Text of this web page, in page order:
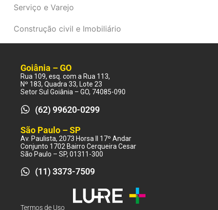
Serviço e Varejo
Construção civil e Imobiliário
Termos de Uso
Goiânia – GO
Rua 109, esq. com a Rua 113,
Nº 183, Quadra 33, Lote 23
Setor Sul Goiânia – GO, 74085-090
(62) 99620-0299
São Paulo – SP
Av. Paulista, 2073 Horsa II 17º Andar
Conjunto 1702 Bairro Cerqueira Cesar
São Paulo – SP, 01311-300
(11) 3373-7509